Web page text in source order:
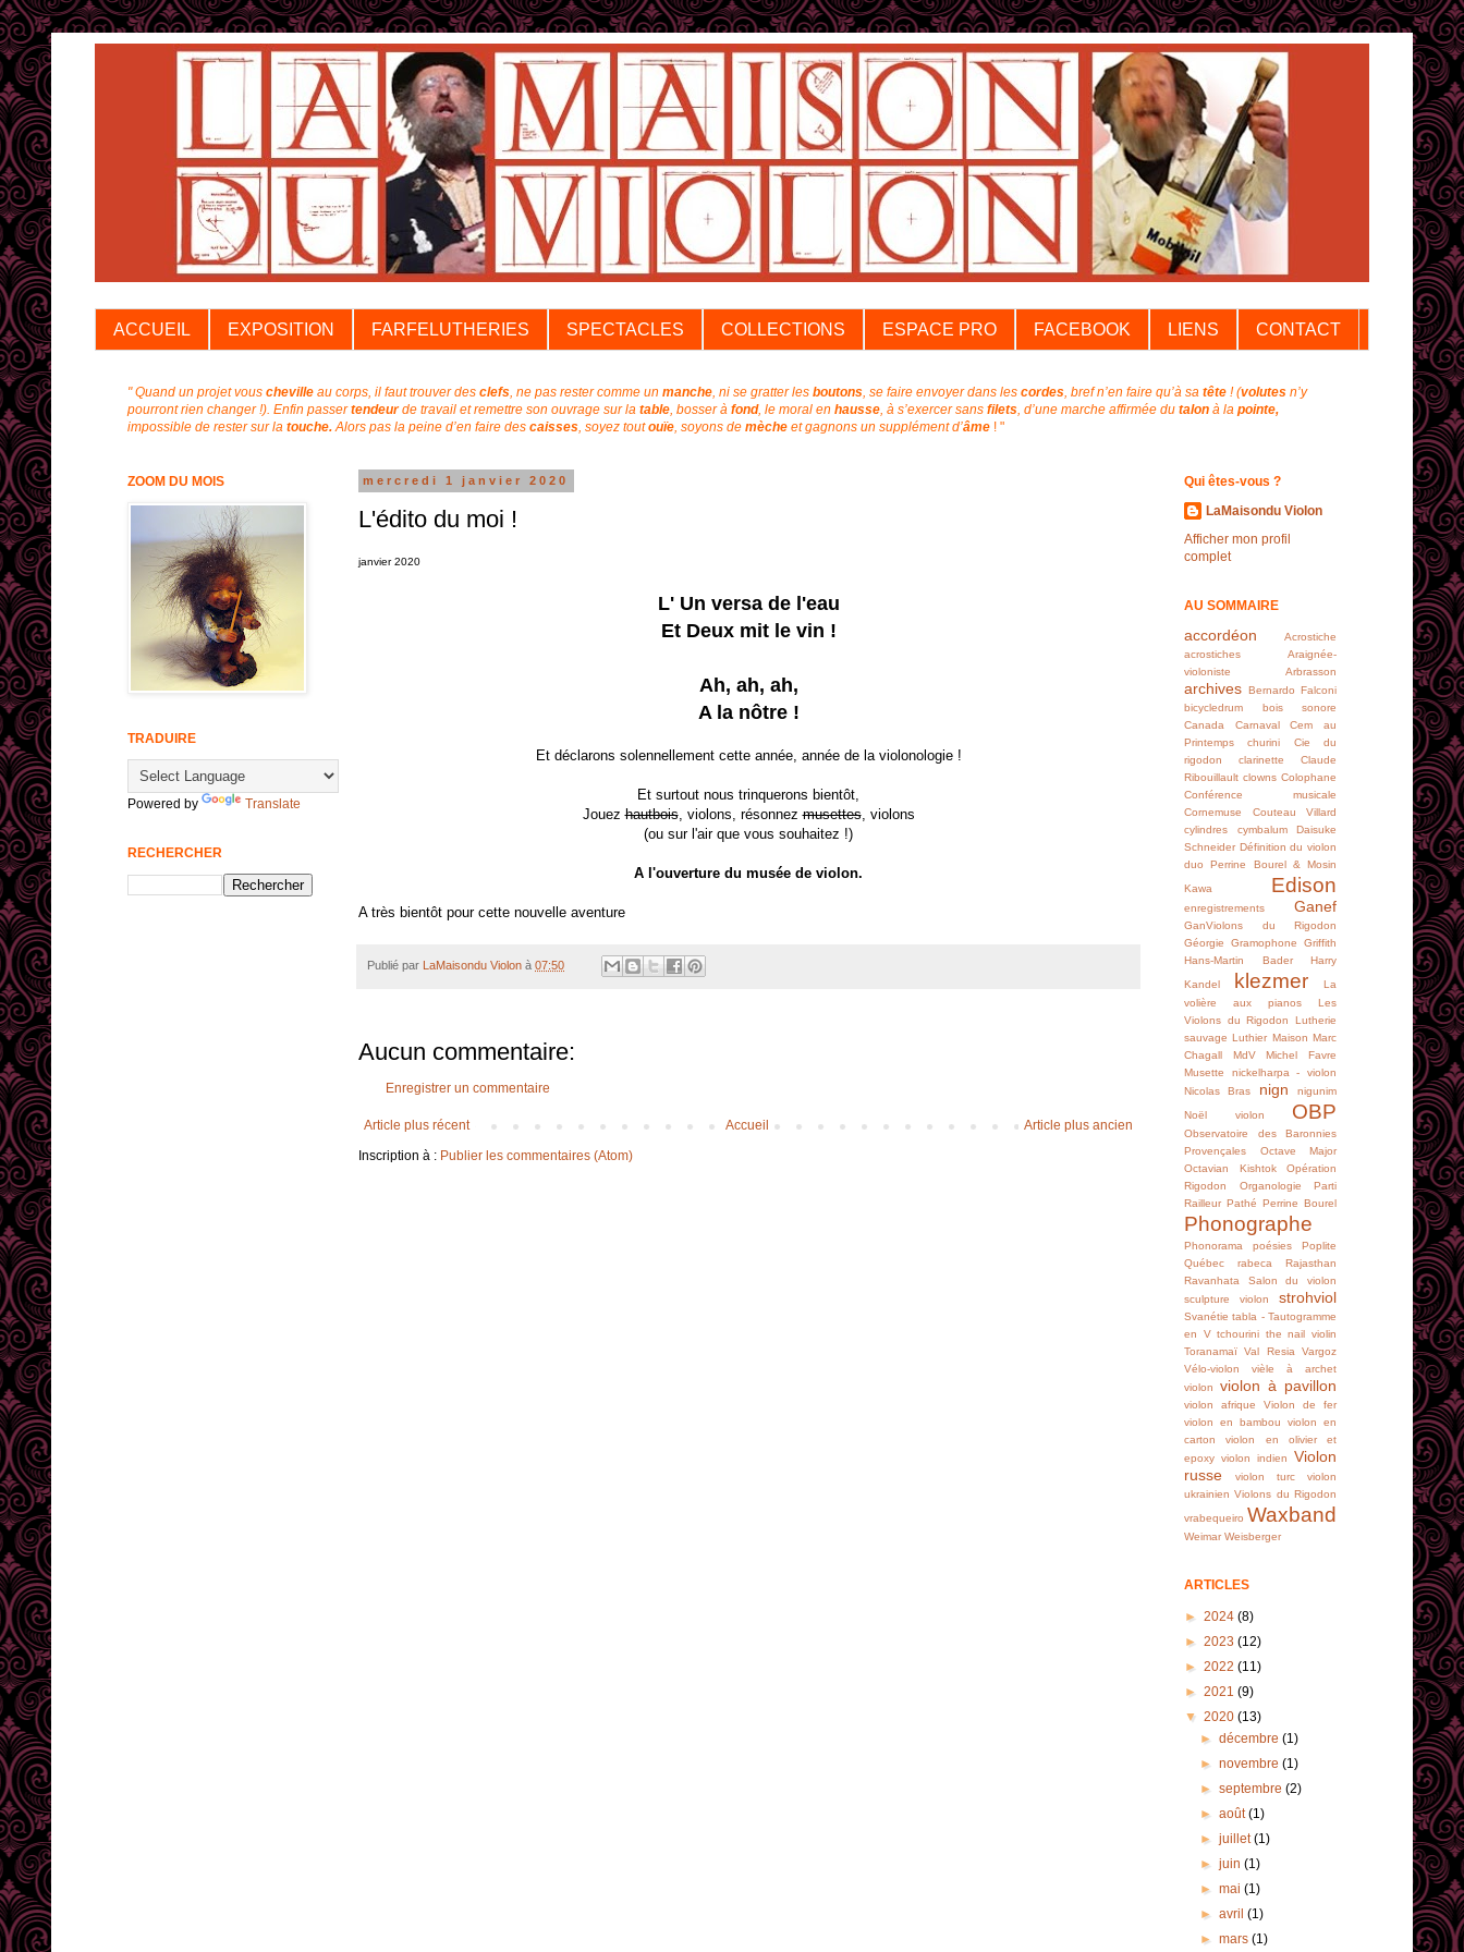
ACCUEIL EXPOSITION FARFELUTHERIES SPECTACLES COLLECTIONS ESPACE PRO FACEBOOK LIENS CONTACT
" Quand un projet vous cheville au corps, il faut trouver des clefs, ne pas rester comme un manche, ni se gratter les boutons, se faire envoyer dans les cordes, bref n’en faire qu’à sa tête !(volutes n’y
pourront rien changer !). Enfin passertendeurde travail et remettre son ouvrage sur la table, bosser à fond, le moral en hausse, à s’exercer sans filets, d’une marche affirmée du talon à la pointe,
impossible de rester sur la touche.Alors pas la peine d’en faire des caisses, soyez toutouïe, soyons de mèche et gagnons un supplément d’âme ! "
mercredi 1 janvier 2020
L'édito du moi !
janvier 2020
L' Un versa de l'eau
Et Deux mit le vin !
Ah, ah, ah,
A la nôtre !
Et déclarons solennellement cette année, année de la violonologie !
Et surtout nous trinquerons bientôt,
Jouezhautbois, violons, résonnezmusettes, violons
(ou sur l'air que vous souhaitez !)
A l'ouverture du musée de violon.
A très bientôt pour cette nouvelle aventure
Publié par LaMaisondu Violon à 07:50
Aucun commentaire:
Enregistrer un commentaire
Article plus récent Article plus ancien
Accueil
Inscription à : Publier les commentaires (Atom)
ZOOM DU MOIS
TRADUIRE
Powered by Translate
RECHERCHER
Qui êtes-vous ?
LaMaisondu Violon
Afficher mon profil
complet
AU SOMMAIRE
accordéon
Acrostiche
acrostiches
Araignée-
violoniste
Arbrasson
archives Bernardo Falconi
bicycledrum
bois sonore
Canada
Carnaval
Cem au
Printemps
churini
Cie du
rigodon
clarinette
Claude
Ribouillault clowns Colophane
Conférence musicale
Cornemuse
Couteau Villard
cylindres
cymbalum
Daisuke
Schneider Définition du violon
duo Perrine Bourel & Mosin
Kawa
Edison
enregistrements Ganef
GanViolons du Rigodon
Géorgie
Gramophone
Griffith
Hans-Martin Bader
Harry
Kandel
klezmer
La
volière aux pianos
Les
Violons du Rigodon
Lutherie
sauvage Luthier Maison Marc
Chagall
MdV
Michel Favre
Musette
nickelharpa - violon
Nicolas Bras
nign
nigunim
Noël violon
OBP
Observatoire des Baronnies
Provençales
Octave Major
Octavian Kishtok
Opération
Rigodon
Organologie
Parti
Railleur Pathé Perrine Bourel
Phonographe
Phonorama poésies
Poplite
Québec
rabeca
Rajasthan
Ravanhata
Salon du violon
sculpture violon
strohviol
Svanétie tabla - Tautogramme
en V tchourini the nail violin
Toranamaï Val Resia
Vargoz
Vélo-violon
vièle à archet
violon
violon à pavillon
violon afrique
Violon de fer
violon en bambou
violon en
carton
violon en olivier et
epoxy violon indien
Violon
russe
violon turc
violon
ukrainien Violons du Rigodon
vrabequeiro Waxband
Weimar Weisberger
ARTICLES
► 2024 (8)
► 2023 (12)
► 2022 (11)
► 2021 (9)
▼ 2020 (13)
►décembre(1)
►novembre(1)
►septembre(2)
►août(1)
►juillet(1)
►juin(1)
►mai(1)
►avril(1)
►mars(1)